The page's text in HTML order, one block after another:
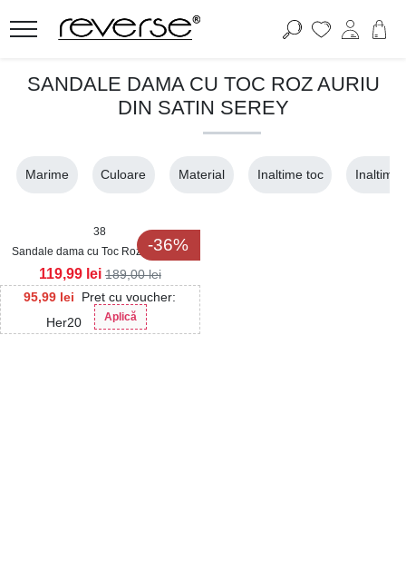
SANDALE DAMA CU TOC ROZ AURIU
DIN SATIN SEREY
Marime Culoare Material Inaltime toc Inaltime
-36%
38
Sandale dama cu Toc Roz Auriu din
Piele Ecologica Serey2
95,99 lei
Pret cu voucher:
Her20
Aplică
119,99 lei 189,00lei